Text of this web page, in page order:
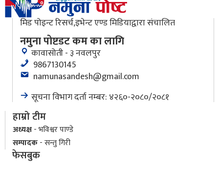
मिड पोइन्ट रिसर्च,इभेन्ट एण्ड मिडियाद्वारा संचालित
नमुना पोष्टडट कम का लागि
कावासोती - ३ नवलपुर
9867130145
namunasandesh@gmail.com
सूचना विभाग दर्ता नम्बर: ४२६०-२०८०/२०८१
हाम्रो टीम
अध्यक्ष- भविश्वर पाण्डे
सम्पादक- सन्तु गिरी
फेसबुक